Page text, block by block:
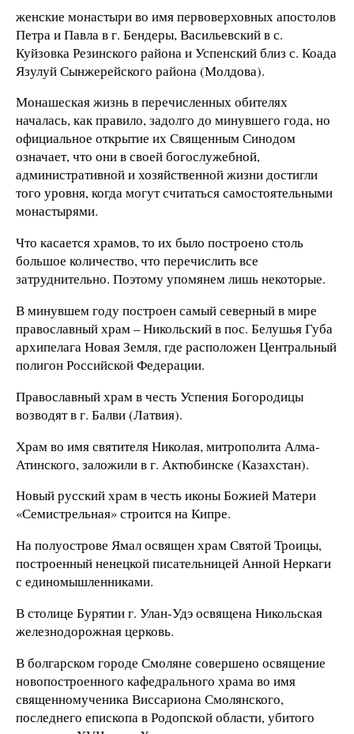
женские монастыри во имя первоверховных апостолов
Петра и Павла в г. Бендеры, Васильевский в с.
Куйзовка Резинского района и Успенский близ с. Коада
Язулуй Сынжерейского района (Молдова).
Монашеская жизнь в перечисленных обителях
началась, как правило, задолго до минувшего года, но
официальное открытие их Священным Синодом
означает, что они в своей богослужебной,
административной и хозяйственной жизни достигли
того уровня, когда могут считаться самостоятельными
монастырями.
Что касается храмов, то их было построено столь
большое количество, что перечислить все
затруднительно. Поэтому упомянем лишь некоторые.
В минувшем году построен самый северный в мире
православный храм – Никольский в пос. Белушья Губа
архипелага Новая Земля, где расположен Центральный
полигон Российской Федерации.
Православный храм в честь Успения Богородицы
возводят в г. Балви (Латвия).
Храм во имя святителя Николая, митрополита Алма-
Атинского, заложили в г. Актюбинске (Казахстан).
Новый русский храм в честь иконы Божией Матери
«Семистрельная» строится на Кипре.
На полуострове Ямал освящен храм Святой Троицы,
построенный ненецкой писательницей Анной Неркаги
с единомышленниками.
В столице Бурятии г. Улан-Удэ освящена Никольская
железнодорожная церковь.
В болгарском городе Смоляне совершено освящение
новопостроенного кафедрального храма во имя
священномученика Виссариона Смолянского,
последнего епископа в Родопской области, убитого